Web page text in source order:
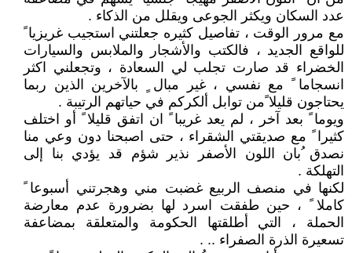
عدد السكان ويكثر الجوعى ويقلل من الذكاء .
مع مرور الوقت ، تفاصيل كثيره جعلتني استجيب غريزيا ً
للواقع الجديد ، فالكتب والأشجار والملابس والسيارات
الخضراء قد صارت تجلب لي السعادة ، وتجعلني اكثر
انسجاما ً مع نفسي ، غير مبال ٍ بالآخرين الذين ربما
يحتاجون قليلا ًمن توابل ألكركم في حياتهم الرتيبة .
ويوما ً بعد آخر ، لم يعد غريبا ً ان اتفق قليلا ً أو اختلف
كثيرا ً مع صديقتي الشقراء ، حتى اصبحنا دون وعي منا
نصدق ُبان اللون الأصفر نذير شؤم قد يؤدي بنا إلى
التهلكة .
لكنها في منصف الربيع غضبت مني وهجرتني أسبوعا ً
كاملا ً ، حين طفقت اسرد لها بضرورة عدم معارضة
الحملة ، التي أطلقتها الحكومة والمتعلقة بمضاعفة
تسعيرة الذرة الصفراء .. .